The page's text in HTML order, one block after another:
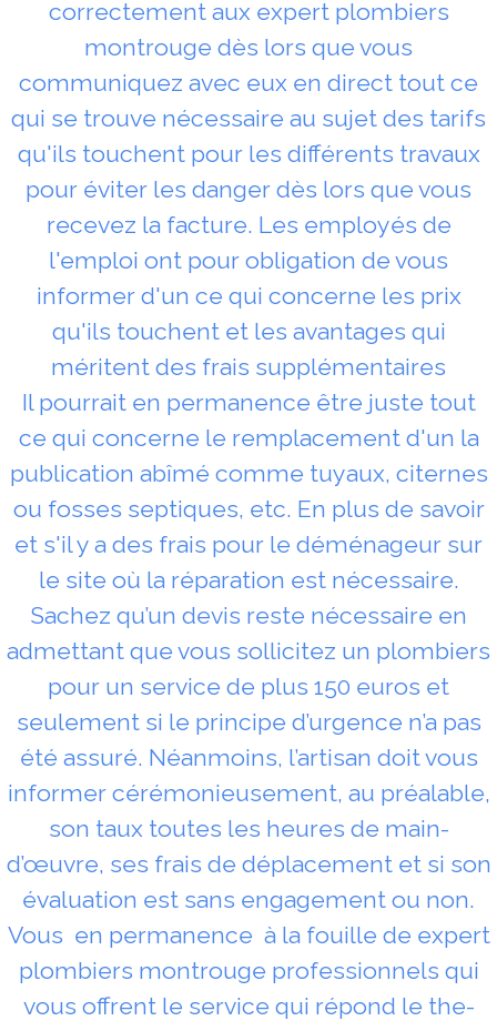
correctement aux expert plombiers
montrouge dès lors que vous
communiquez avec eux en direct tout ce
qui se trouve nécessaire au sujet des tarifs
qu'ils touchent pour les différents travaux
pour éviter les danger dès lors que vous
recevez la facture. Les employés de
l'emploi ont pour obligation de vous
informer d'un ce qui concerne les prix
qu'ils touchent et les avantages qui
méritent des frais supplémentaires
Il pourrait en permanence être juste tout
ce qui concerne le remplacement d'un la
publication abîmé comme tuyaux, citernes
ou fosses septiques, etc. En plus de savoir
et s'il y a des frais pour le déménageur sur
le site où la réparation est nécessaire.
Sachez qu’un devis reste nécessaire en
admettant que vous sollicitez un plombiers
pour un service de plus 150 euros et
seulement si le principe d’urgence n’a pas
été assuré. Néanmoins, l’artisan doit vous
informer cérémonieusement, au préalable,
son taux toutes les heures de main-
d’œuvre, ses frais de déplacement et si son
évaluation est sans engagement ou non.
Vous en permanence à la fouille de expert
plombiers montrouge professionnels qui
vous offrent le service qui répond le the-